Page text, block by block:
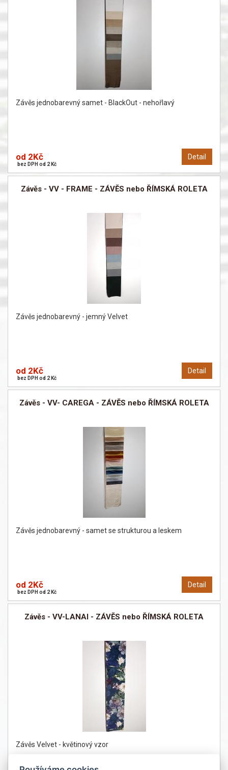
Závěs jednobarevný samet - BlackOut - nehořlavý
Detail
od 2Kč
bez DPH od 2 Kč
Závěs - VV - FRAME - ZÁVĚS nebo ŘÍMSKÁ ROLETA
Závěs jednobarevný - jemný Velvet
Detail
od 2Kč
bez DPH od 2 Kč
Závěs - VV- CAREGA - ZÁVĚS nebo ŘÍMSKÁ ROLETA
Závěs jednobarevný - samet se strukturou a leskem
Detail
od 2Kč
bez DPH od 2 Kč
Závěs - VV-LANAI - ZÁVĚS nebo ŘÍMSKÁ ROLETA
Závěs Velvet - květinový vzor